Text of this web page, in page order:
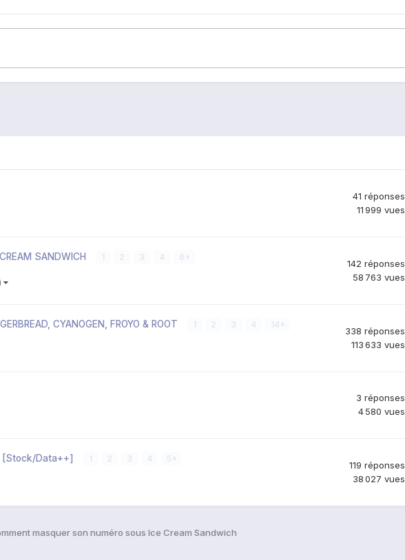
41 réponses
11 999 vues
SANDWICH
142 réponses
58 763 vues
CYANOGEN, FROYO & ROOT
338 réponses
113 633 vues
3 réponses
4 580 vues
[Stock/Data++]
119 réponses
38 027 vues
masquer son numéro sous Ice Cream Sandwich